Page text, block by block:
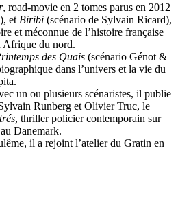
, road-movie en 2 tomes parus en 2012
et Biribi (scénario de Sylvain Ricard),
et méconnue de l’histoire française
Afrique du nord.
des Quais (scénario Génot &
dans l’univers et la vie du
un ou plusieurs scénaristes, il publie
Runberg et Olivier Truc, le
, thriller policier contemporain sur
Danemark.
il a rejoint l’atelier du Gratin en